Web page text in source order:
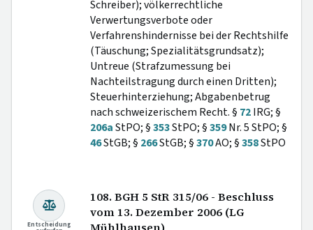
Schreiber); völkerrechtliche
Verwertungsverbote oder
Verfahrenshindernisse bei der Rechtshilfe
(Täuschung; Spezialitätsgrundsatz);
Untreue (Strafzumessung bei
Nachteilstragung durch einen Dritten);
Steuerhinterziehung; Abgabenbetrug
nach schweizerischem Recht. § 72IRG; §
206aStPO; §353StPO; §359Nr. 5 StPO; §
46StGB; § 266StGB; §370AO; §358StPO
Entscheidung
108. BGH 5 StR 315/06 - Beschluss
vom 13. Dezember 2006 (LG